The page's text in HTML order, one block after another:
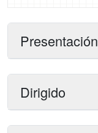
Presentación
Dirigido